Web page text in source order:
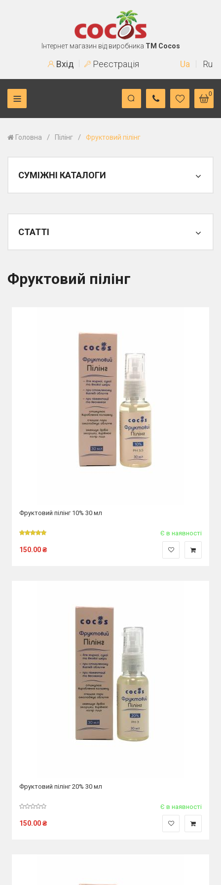
Інтернет магазин від виробника TM Cocos
Вхід Реєстрація Ua Ru
0
Головна / Пілінг / Фруктовий пілінг
СУМІЖНІ КАТАЛОГИ
СТАТТІ
Фруктовий пілінг
Фруктовий пілінг 10% 30 мл
Є в наявності
150.00₴
Фруктовий пілінг 20% 30 мл
Є в наявності
150.00₴